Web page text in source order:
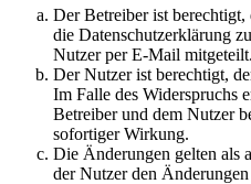
Der Betreiber ist
die Datenschutzerklärung
Nutzer per E-Mail mitgeteilt.
Der Nutzer ist berechtigt,
Im Falle des Widerspruchs
Betreiber und dem Nutzer
sofortiger Wirkung.
Die Änderungen gelten als
der Nutzer den